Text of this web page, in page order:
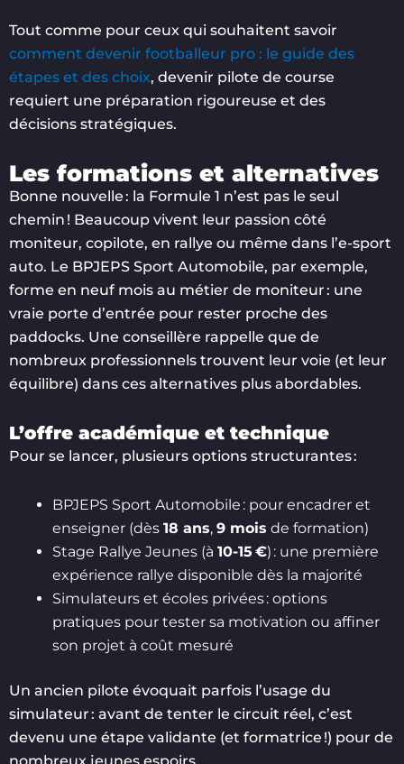
Tout comme pour ceux qui souhaitent savoir
comment devenir footballeur pro : le guide des
étapes et des choix, devenir pilote de course
requiert une préparation rigoureuse et des
décisions stratégiques.
Les formations et alternatives
Bonne nouvelle : la Formule 1 n’est pas le seul
chemin ! Beaucoup vivent leur passion côté
moniteur, copilote, en rallye ou même dans l’e-sport
auto. Le BPJEPS Sport Automobile, par exemple,
forme en neuf mois au métier de moniteur : une
vraie porte d’entrée pour rester proche des
paddocks. Une conseillère rappelle que de
nombreux professionnels trouvent leur voie (et leur
équilibre) dans ces alternatives plus abordables.
L’offre académique et technique
Pour se lancer, plusieurs options structurantes :
BPJEPS Sport Automobile : pour encadrer et
enseigner (dès 18 ans, 9 mois de formation)
Stage Rallye Jeunes (à 10-15 €) : une première
expérience rallye disponible dès la majorité
Simulateurs et écoles privées : options
pratiques pour tester sa motivation ou affiner
son projet à coût mesuré
Un ancien pilote évoquait parfois l’usage du
simulateur : avant de tenter le circuit réel, c’est
devenu une étape validante (et formatrice !) pour de